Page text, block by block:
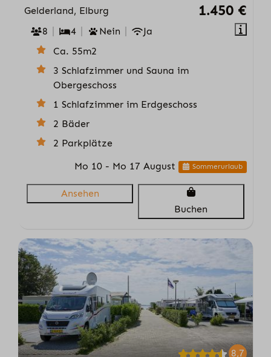
1.450 €
Gelderland, Elburg
8
4 Nein
Ja
Ca. 55m2
3 Schlafzimmer und Sauna im
Obergeschoss
1 Schlafzimmer im Erdgeschoss
2 Bäder
2 Parkplätze
Mo 10 - Mo 17 August
Sommerurlaub
Ansehen
Buchen
8,7